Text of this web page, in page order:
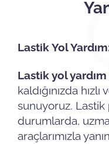
Lastik Yol
Lastik yol yardım
kaldığınızda
sunuyoruz. Lastik
durumlarda,
araçlarımızla